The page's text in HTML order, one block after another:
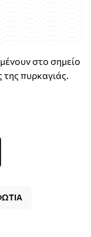
στο σημείο
πυρκαγιάς.